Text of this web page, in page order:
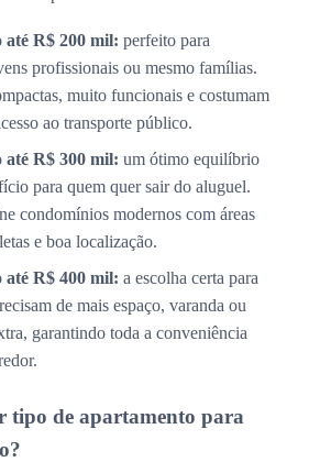
R$ 200 mil: perfeito para
profissionais ou mesmo famílias.
muito funcionais e costumam
ao transporte público.
R$ 300 mil: um ótimo equilíbrio
para quem quer sair do aluguel.
condomínios modernos com áreas
e boa localização.
R$ 400 mil: a escolha certa para
de mais espaço, varanda ou
garantindo toda a conveniência
tipo de apartamento para